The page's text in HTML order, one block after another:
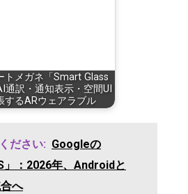
トメガネ「Smart Glass
訳・通知表示・空間UI
するARウェアラブル
ださい: Googleの
」：2026年、Androidと
へ